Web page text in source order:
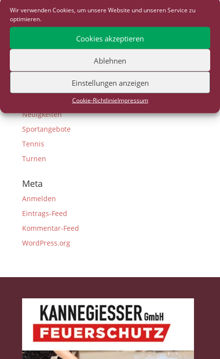
Wir verwenden Cookies, um unsere Website und unseren Service zu
optimieren.
Cookies akzeptieren
Ablehnen
Einstellungen anzeigen
Cookie-RichtlinieImpressum
D-Junioren
E-Junioren
G-Junioren
Gesundheitssport
Neuigkeiten
Sportangebote
Tennis
Turnen
Meta
Anmelden
Eintrags-Feed
Kommentar-Feed
WordPress.org